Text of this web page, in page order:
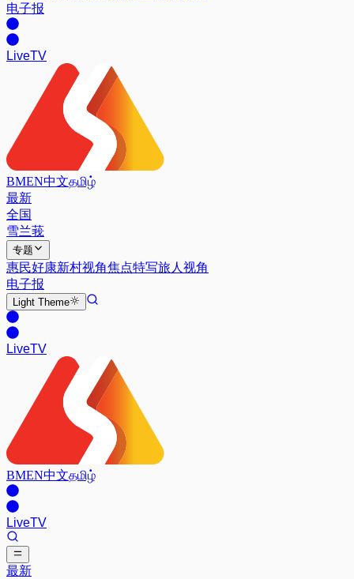
电子报
LiveTV
BMEN中文தமிழ்
最新
全国
雪兰莪
专题
惠民好康新村视角焦点特写旅人视角
电子报
Light Theme
LiveTV
BMEN中文தமிழ்
LiveTV
最新